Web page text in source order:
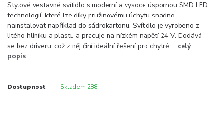
Stylové vestavné svítidlo s moderní a vysoce úspornou SMD LED
technologií, které lze díky pružinovému úchytu snadno
nainstalovat například do sádrokartonu. Svítidlo je vyrobeno z
litého hliníku a plastu a pracuje na nízkém napětí 24 V. Dodává
se bez driveru, což z něj činí ideální řešení pro chytré ... celý
popis
Dostupnost Skladem 288